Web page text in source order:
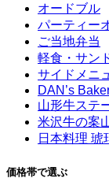
オードブル
パーティー
ご当地弁当
軽食・サン
サイドメニ
DAN’s
山形牛ステ
米沢牛の案
日本料理 琥
価格帯で選ぶ